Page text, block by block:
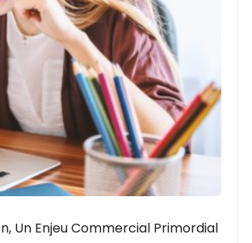
Un Enjeu Commercial Primordial